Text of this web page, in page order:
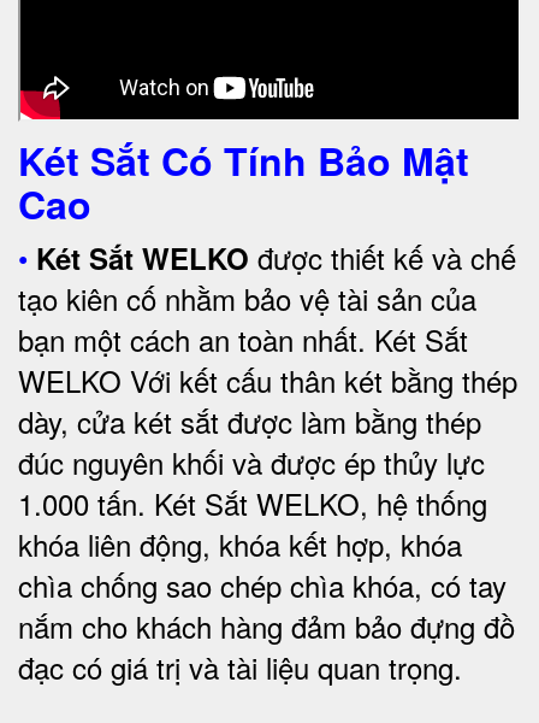
Két Sắt Có Tính Bảo Mật
Cao
• Két Sắt WELKO được thiết kế và chế
tạo kiên cố nhằm bảo vệ tài sản của
bạn một cách an toàn nhất. Két Sắt
WELKO Với kết cấu thân két bằng thép
dày, cửa két sắt được làm bằng thép
đúc nguyên khối và được ép thủy lực
1.000 tấn. Két Sắt WELKO, hệ thống
khóa liên động, khóa kết hợp, khóa
chìa chống sao chép chìa khóa, có tay
nắm cho khách hàng đảm bảo đựng đồ
đạc có giá trị và tài liệu quan trọng.